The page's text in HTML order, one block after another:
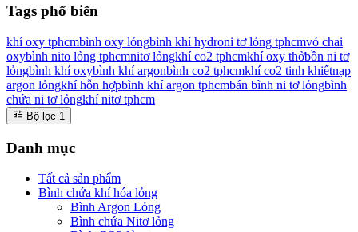
Tags phổ biến
khí oxy tphcmbình oxy lỏngbình khí hydroni tơ lỏng tphcmvỏ chai
oxybình nito lỏng tphcmnitơ lỏngkhí co2 tphcmkhí oxy thởbồn ni tơ
lỏngbình khí oxybình khí argonbình co2 tphcmkhí co2 tinh khiếtnạp
argon lỏngkhí hỗn hợpbình khí argon tphcmbán bình ni tơ lỏngbình
chứa ni tơ lỏngkhí nitơ tphcm
Bộ lọc 1
Danh mục
Tất cả sản phẩm
Bình chứa khí hóa lỏng
Bình Argon Lỏng
Bình chứa Nitơ lỏng